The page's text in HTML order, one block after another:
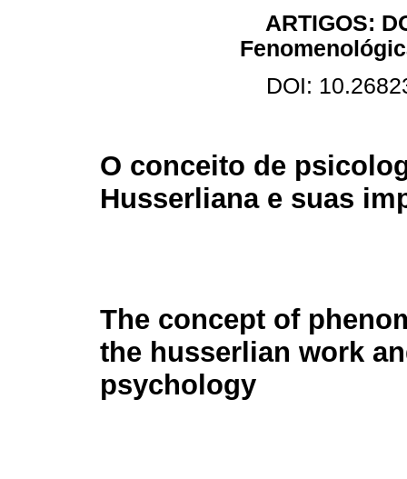
ARTIGOS:
DOI:
O conceito de
Husserliana e suas
The concept of
the husserlian work
psychology